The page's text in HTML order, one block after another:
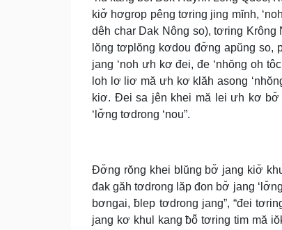
kiơ̆ hơgrop pêng tơring jing mĭnh,
dêh char Dak Nông so), tơring
lŏng tơplŏng kơdou đơ̆ng apŭng so,
jang ‘noh ưh kơ đei, đe ‘nhŏng oh
loh lơ liơ mă ưh kơ klăh asong
kiơ. Đei sa jên khei mă lei ưh kơ
‘lơ̆ng tơdrong ‘nou”.
Đơ̆ng rŏng khei blŭng bơ̆ jang kiơ̆
đak găh tơdrong lăp đon bơ̆ jang
bơngai, ƀlep tơdrong jang”, “đei
jang kơ khul kang ƀô̆ tơring tim mă